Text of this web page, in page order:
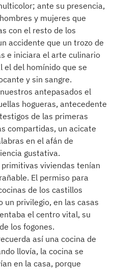
ante su presencia,
y mujeres que
con el resto de los
accidente que un trozo de
e iniciara el arte culinario
el del homínido que se
y sin sangre.
antepasados el
hogueras, antecedente
de las primeras
compartidas, un acicate
en el afán de
gustativa.
viviendas tenían
El permiso para
de los castillos
un privilegio, en las casas
el centro vital, su
los fogones.
así una cocina de
llovía, la cocina se
en la casa, porque